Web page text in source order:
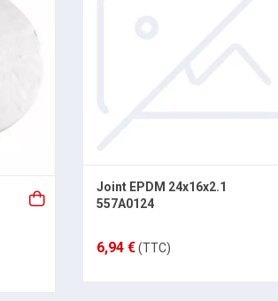
Joint EPDM 24x16x2.1
557A0124
6,94 €(TTC)